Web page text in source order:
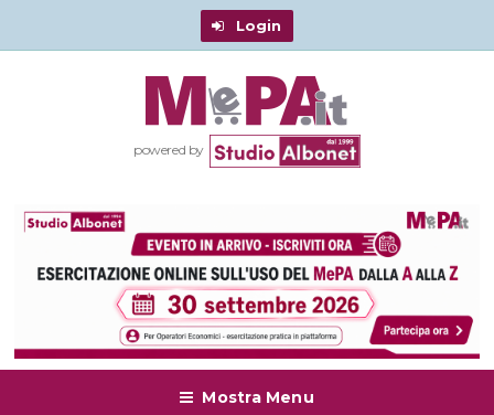
Login
powered by
Mostra Menu